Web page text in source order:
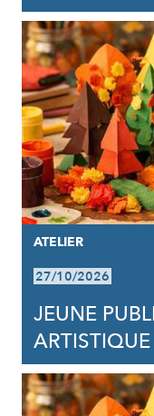
ATELIER
27/10/2026
JEUNE